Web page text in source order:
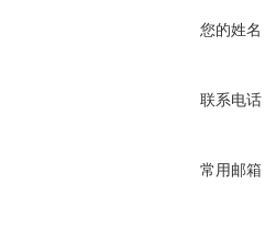
您的姓名
联系电话
常用邮箱